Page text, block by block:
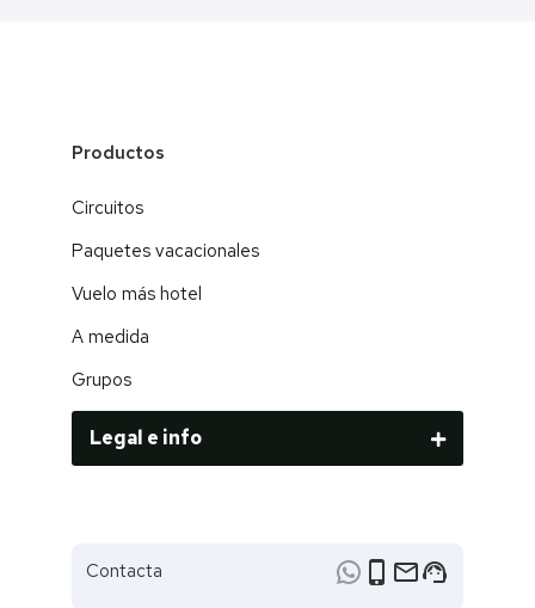
Productos
Circuitos
Paquetes vacacionales
Vuelo más hotel
A medida
Grupos
Legal e info
Contacta phone_iphone emailsupport_agent